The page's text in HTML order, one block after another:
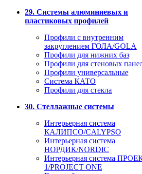
29. Системы алюминиевых и
пластиковых профилей
Профили с внутренним
закруглением ГОЛА/GOLA
Профили для нижних баз
Профили для стеновых
Профили универсальные
Система КАТО
Профили для стекла
30. Стеллажные системы
Интерьерная система
КАЛИПСО/CALYPSO
Интерьерная система
НОРДИК/NORDIC
Интерьерная система
1/PROJECT ONE